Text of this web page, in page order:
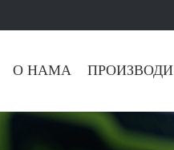
О НАМА ПРОИЗВОДИ